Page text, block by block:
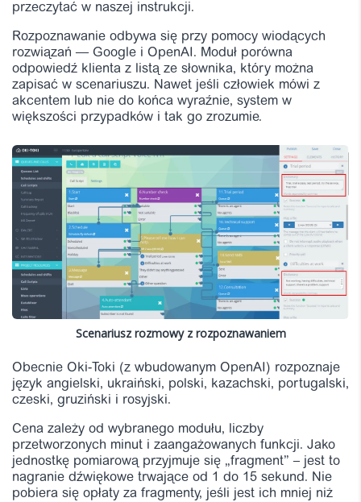
przeczytać w naszej instrukcji.
Rozpoznawanie odbywa się przy pomocy wiodących
rozwiązań — Google i OpenAI. Moduł porówna
odpowiedź klienta z listą ze słownika, który można
zapisać w scenariuszu. Nawet jeśli człowiek mówi z
akcentem lub nie do końca wyraźnie, system w
większości przypadków i tak go zrozumie.
Scenariusz rozmowy z rozpoznawaniem
Obecnie Oki-Toki (z wbudowanym OpenAI) rozpoznaje
język angielski, ukraiński, polski, kazachski, portugalski,
czeski, gruziński i rosyjski.
Cena zależy od wybranego modułu, liczby
przetworzonych minut i zaangażowanych funkcji. Jako
jednostkę pomiarową przyjmuje się „fragment” – jest to
nagranie dźwiękowe trwające od 1 do 15 sekund. Nie
pobiera się opłaty za fragmenty, jeśli jest ich mniej niż